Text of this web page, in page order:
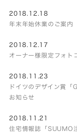
2018.12.18
年末年始休業のご案内
2018.12.17
オーナー様限定フォト
2018.11.23
ドイツのデザイン賞
お知らせ
2018.11.21
住宅情報誌「SUUMO